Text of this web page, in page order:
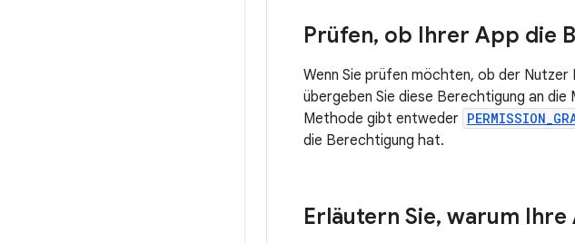
Prüfen, ob Ihrer App die
Wenn Sie prüfen möchten, ob der
übergeben Sie diese Berechtigung an die
Methode gibt entweder
die Berechtigung hat.
Erläutern Sie, warum Ihre